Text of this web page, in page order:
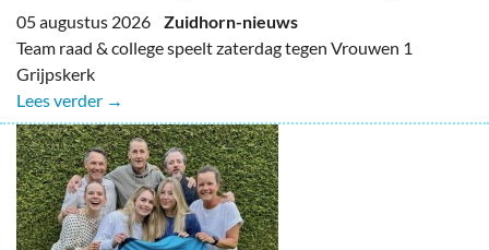
05 augustus 2026 Zuidhorn-nieuws
Team raad & college speelt zaterdag tegen Vrouwen 1
Grijpskerk
Lees verder →